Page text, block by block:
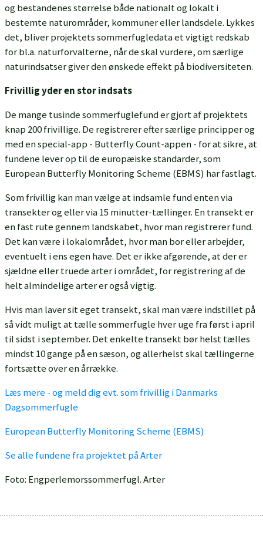
og bestandenes størrelse både nationalt og lokalt i
bestemte naturområder, kommuner eller landsdele. Lykkes
det, bliver projektets sommerfugledata et vigtigt redskab
for bl.a. naturforvalterne, når de skal vurdere, om særlige
naturindsatser giver den ønskede effekt på biodiversiteten.
Frivillig yder en stor indsats
De mange tusinde sommerfuglefund er gjort af projektets
knap 200 frivillige. De registrerer efter særlige principper og
med en special-app - Butterfly Count-appen - for at sikre, at
fundene lever op til de europæiske standarder, som
European Butterfly Monitoring Scheme (EBMS) har fastlagt.
Som frivillig kan man vælge at indsamle fund enten via
transekter og eller via 15 minutter-tællinger. En transekt er
en fast rute gennem landskabet, hvor man registrerer fund.
Det kan være i lokalområdet, hvor man bor eller arbejder,
eventuelt i ens egen have. Det er ikke afgørende, at der er
sjældne eller truede arter i området, for registrering af de
helt almindelige arter er også vigtig.
Hvis man laver sit eget transekt, skal man være indstillet på
så vidt muligt at tælle sommerfugle hver uge fra først i april
til sidst i september. Det enkelte transekt bør helst tælles
mindst 10 gange på en sæson, og allerhelst skal tællingerne
fortsætte over en årrække.
Læs mere - og meld dig evt. som frivillig i Danmarks
Dagsommerfugle
European Butterfly Monitoring Scheme (EBMS)
Se alle fundene fra projektet på Arter
Foto: Engperlemorssommerfugl. Arter